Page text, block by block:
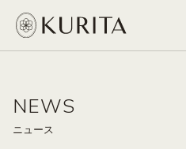
NEWS
ニュース